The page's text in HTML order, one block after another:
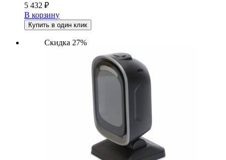
5 432 ₽
В корзину
Купить в один клик
Скидка 27%